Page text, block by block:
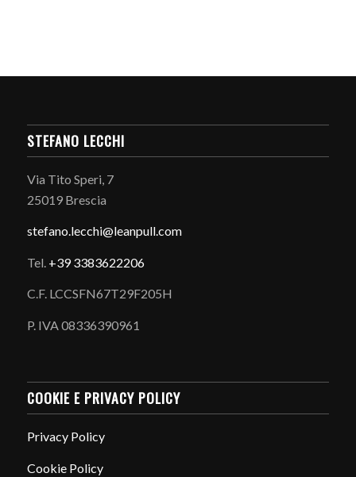
STEFANO LECCHI
Via Tito Speri, 7
25019 Brescia
stefano.lecchi@leanpull.com
Tel. +39 3383622206
C.F. LCCSFN67T29F205H
P. IVA 08336390961
COOKIE E PRIVACY POLICY
Privacy Policy
Cookie Policy